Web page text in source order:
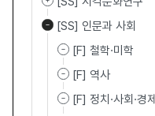
[SS] 인문과 사회
[F] 철학·미학
[F] 역사
[F] 정치·사회·경제